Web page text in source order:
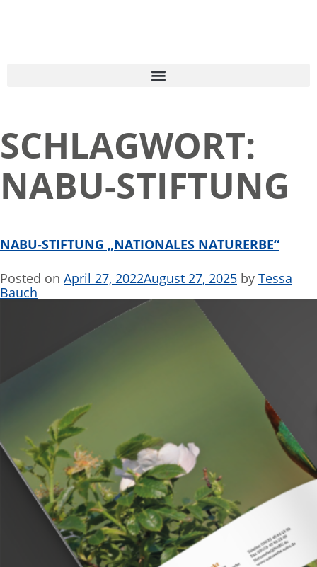
SCHLAGWORT:
NABU-STIFTUNG
NABU-STIFTUNG „NATIONALES NATURERBE“
Posted on April 27, 2022August 27, 2025 by Tessa
Bauch